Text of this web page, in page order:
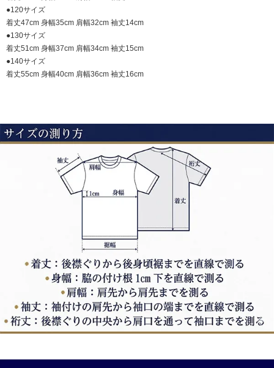
●120サイズ
着丈47cm 身幅35cm 肩幅32cm 袖丈14cm
●130サイズ
着丈51cm 身幅37cm 肩幅34cm 袖丈15cm
●140サイズ
着丈55cm 身幅40cm 肩幅36cm 袖丈16cm